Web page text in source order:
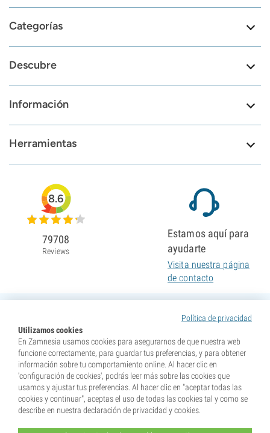
Categorías
Descubre
Información
Herramientas
Política de privacidad
Utilizamos cookies
En Zamnesia usamos cookies para asegurarnos de que nuestra web
funcione correctamente, para guardar tus preferencias, y para obtener
información sobre tu comportamiento online. Al hacer clic en
'configuración de cookies', podrás leer más sobre las cookies que
usamos y ajustar tus preferencias. Al hacer clic en "aceptar todas las
cookies y continuar", aceptas el uso de todas las cookies tal y como se
describe en nuestra declaración de privacidad y cookies.
8.6
79708
Reviews
Estamos aquí para
ayudarte
Visita nuestra página
de contacto